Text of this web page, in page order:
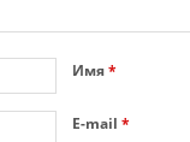
Имя*
E-mail *